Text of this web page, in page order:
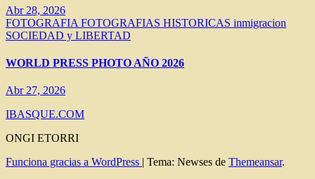
Abr 28, 2026
FOTOGRAFIA FOTOGRAFIAS HISTORICAS inmigracion
SOCIEDAD y LIBERTAD
WORLD PRESS PHOTO AÑO 2026
Abr 27, 2026
IBASQUE.COM
ONGI ETORRI
Funciona gracias a WordPress | Tema: Newses de Themeansar.